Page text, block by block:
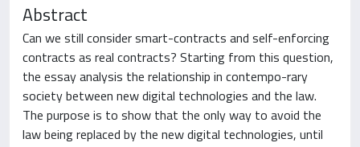
Abstract
Can we still consider smart-contracts and self-enforcing
contracts as real contracts? Starting from this question,
the essay analysis the relationship in contempo-rary
society between new digital technologies and the law.
The purpose is to show that the only way to avoid the
law being replaced by the new digital technologies, until